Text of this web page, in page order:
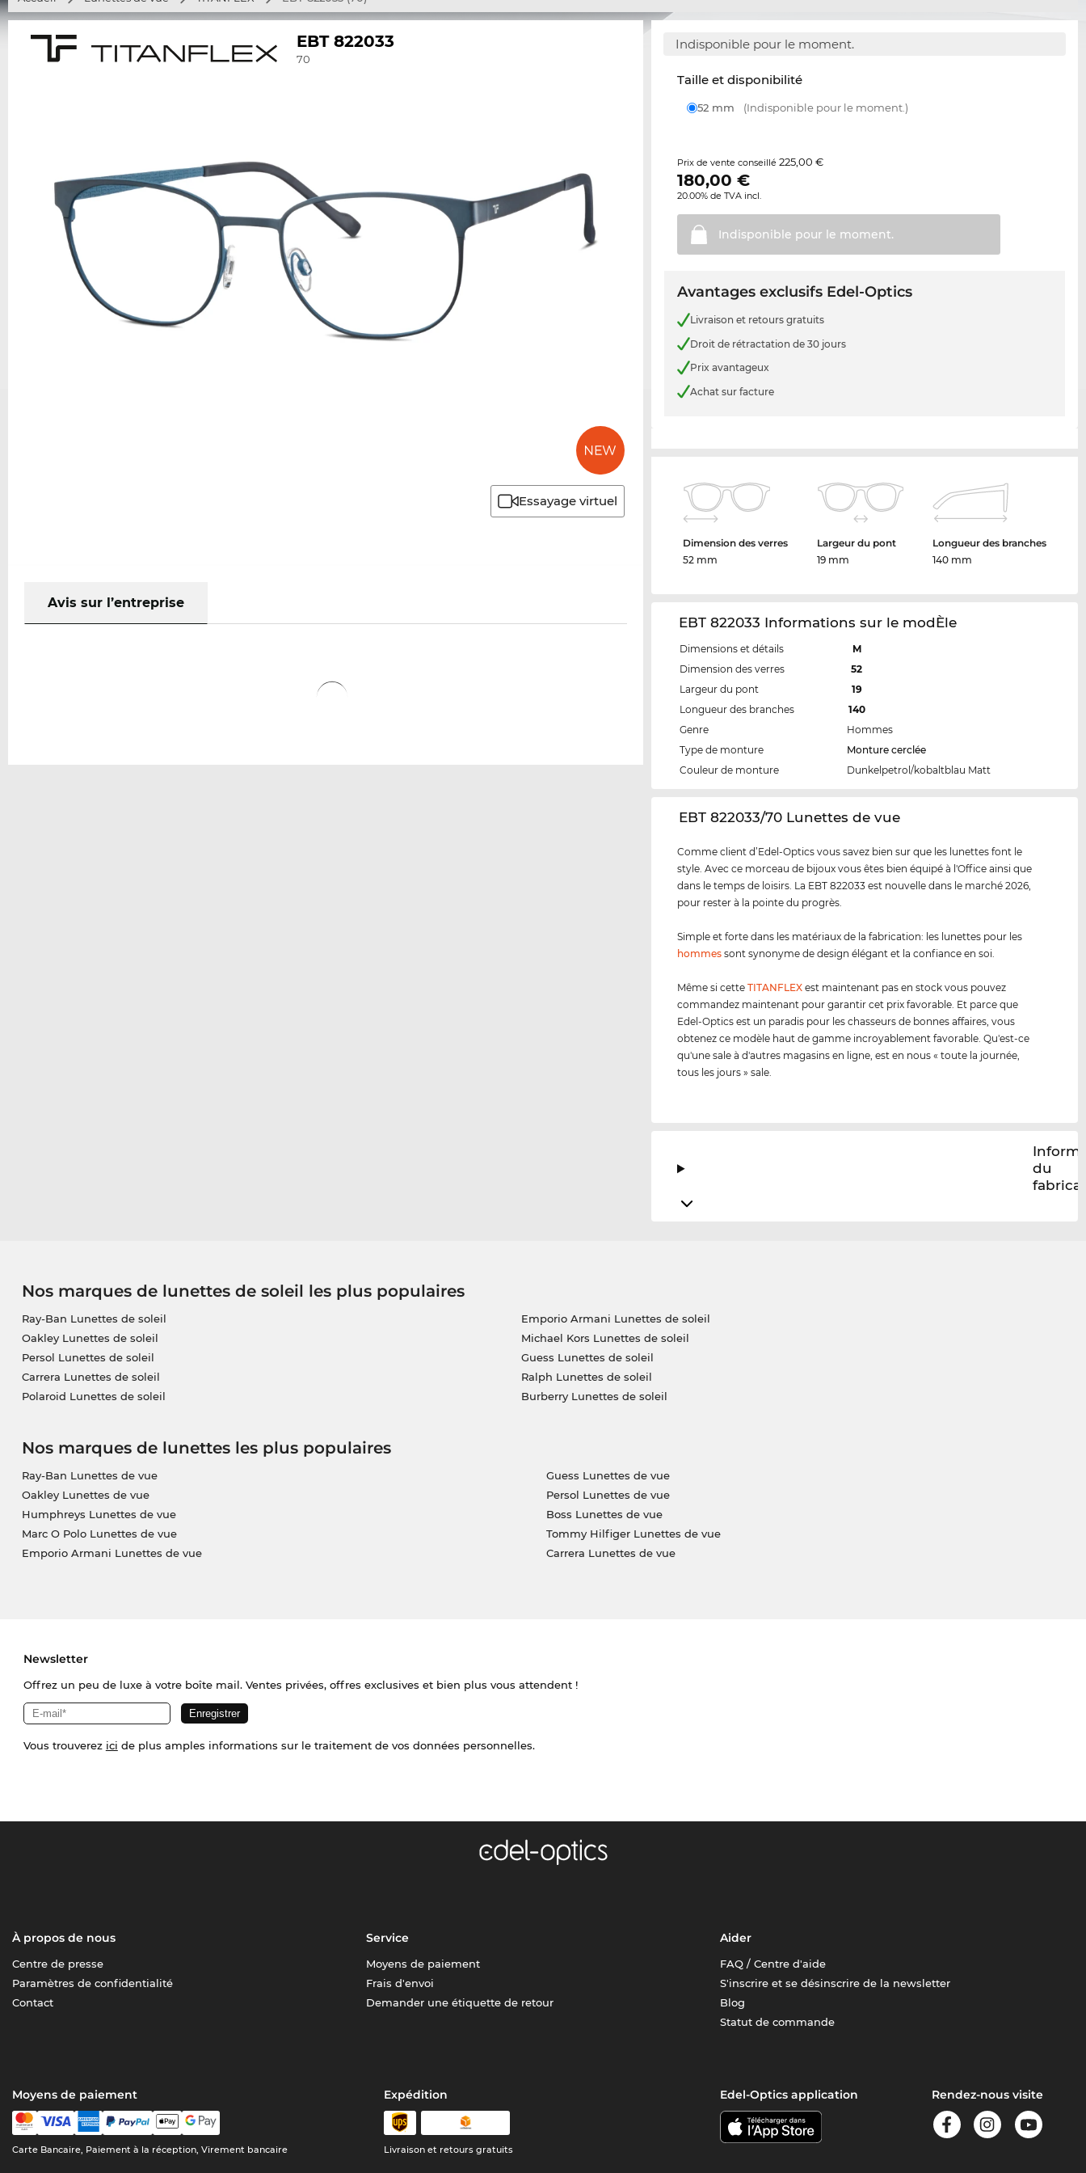
EBT 822033
70
Essayage virtuel
Avis sur l’entreprise
Indisponible pour le moment.
Taille et disponibilité
52 mm (Indisponible pour le moment.)
Prix de vente conseillé225,00 €
180,00 €
20.00% de TVA incl.
Indisponible pour le moment.
Avantages exclusifs Edel-Optics
Livraison et retours gratuits
Droit de rétractation de 30 jours
Prix avantageux
Achat sur facture
Dimension des verres
52 mm
Largeur du pont
19 mm
Longueur des branches
140 mm
EBT 822033 Informations sur le modÈle
Dimensions et détails
M
Dimension des verres
52
Largeur du pont
19
Longueur des branches
140
Genre
Hommes
Type de monture
Monture cerclée
Couleur de monture
Dunkelpetrol/kobaltblau Matt
‌EBT 822033/70 Lunettes de vue
Comme client d’Edel-Optics vous savez bien sur que les lunettes font le
style. Avec ce morceau de bijoux vous êtes bien équipé à l'Office ainsi que
dans le temps de loisirs. La EBT 822033 est nouvelle dans le marché 2026,
pour rester à la pointe du progrès.
Simple et forte dans les matériaux de la fabrication: les lunettes pour les
hommes sont synonyme de design élégant et la confiance en soi.
Même si cetteTITANFLEX est maintenant pas en stock vous pouvez
commandez maintenant pour garantir cet prix favorable. Et parce que
Edel-Optics est un paradis pour les chasseurs de bonnes affaires, vous
obtenez ce modèle haut de gamme incroyablement favorable. Qu'est-ce
qu'une sale à d'autres magasins en ligne, est en nous « toute la journée,
tous les jours » sale.
du
Nos marques de lunettes de soleil les plus populaires
Ray-Ban Lunettes de soleil
Oakley Lunettes de soleil
Persol Lunettes de soleil
Carrera Lunettes de soleil
Polaroid Lunettes de soleil
Emporio Armani Lunettes de soleil
Michael Kors Lunettes de soleil
Guess Lunettes de soleil
Ralph Lunettes de soleil
Burberry Lunettes de soleil
Nos marques de lunettes les plus populaires
Ray-Ban Lunettes de vue
Oakley Lunettes de vue
Humphreys Lunettes de vue
Marc O Polo Lunettes de vue
Emporio Armani Lunettes de vue
Guess Lunettes de vue
Persol Lunettes de vue
Boss Lunettes de vue
Tommy Hilfiger Lunettes de vue
Carrera Lunettes de vue
Newsletter
Offrez un peu de luxe à votre boîte mail. Ventes privées, offres exclusives et bien plus vous attendent !
Vous trouverez ici de plus amples informations sur le traitement de vos données personnelles.
À propos de nous
Centre de presse
Paramètres de confidentialité
Contact
Service
Moyens de paiement
Frais d'envoi
Demander une étiquette de retour
Aider
FAQ / Centre d'aide
S'inscrire et se désinscrire de la newsletter
Blog
Statut de commande
Moyens de paiement
Carte Bancaire, Paiement à la réception, Virement bancaire
Expédition
Livraison et retours gratuits
Edel-Optics application Rendez-nous visite